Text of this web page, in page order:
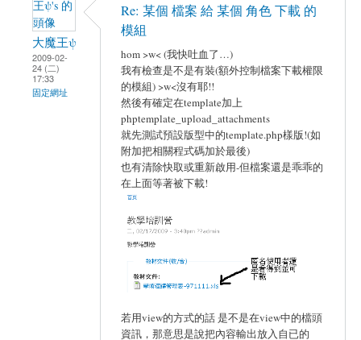
大魔王ψ
2009-02-
24 (二)
17:33
固定網址
Re: 某個 檔案 給 某個 角色 下載 的
模組
hom >w< (我快吐血了…)
我有檢查是不是有裝(額外控制檔案下載權限
的模組) >w<沒有耶!!
然後有確定在template加上
phptemplate_upload_attachments
就先測試預設版型中的template.php樣版!(如
附加把相關程式碼加於最後)
也有清除快取或重新啟用-但檔案還是乖乖的
在上面等著被下載!
若用view的方式的話 是不是在view中的檔頭
資訊，那意思是說把內容輸出放入自已的